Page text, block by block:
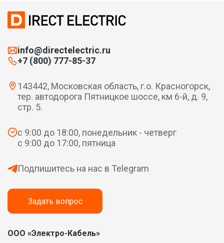
info@directelectric.ru
+7 (800) 777-85-37
143442, Московская область, г.о. Красногорск,
тер. автодорога Пятницкое шоссе, км 6-й, д. 9,
стр. 5.
с 9:00 до 18:00, понедельник - четверг
с 9:00 до 17:00, пятница
Подпишитесь на нас в Telegram
Задать вопрос
ООО «Электро-Кабель»